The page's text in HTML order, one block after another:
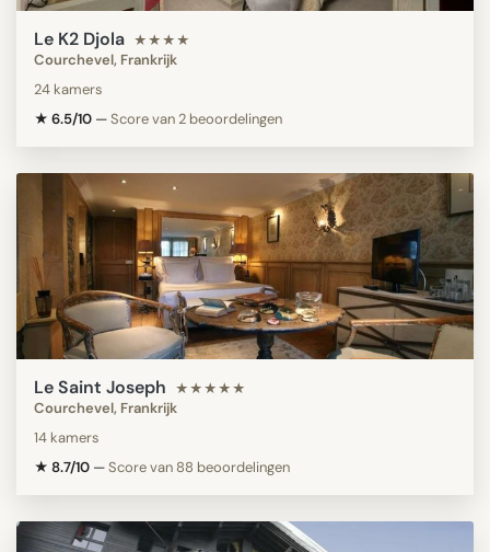
Le K2 Djola ★★★★
Courchevel, Frankrijk
24 kamers
★ 6.5/10 —Score van 2 beoordelingen
Le Saint Joseph ★★★★★
Courchevel, Frankrijk
14 kamers
★ 8.7/10 —Score van 88 beoordelingen